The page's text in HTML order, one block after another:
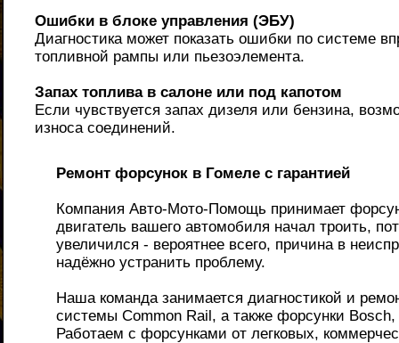
Ошибки в блоке управления (ЭБУ)
Диагностика может показать ошибки по системе
топливной рампы или пьезоэлемента.
Запах топлива в салоне или под капотом
Если чувствуется запах дизеля или бензина,
износа соединений.
Ремонт форсунок в Гомеле с гарантией
Компания Авто-Мото-Помощь принимает
двигатель вашего автомобиля начал троить,
увеличился - вероятнее всего, причина в
надёжно устранить проблему.
Наша команда занимается диагностикой и
системы Common Rail, а также форсунки
Работаем с форсунками от легковых,